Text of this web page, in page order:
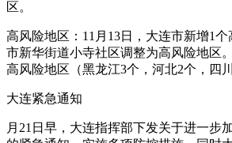
区。
高风险地区：11月13日，大连市新增1
市新华街道小寺社区调整为高风险地区
高风险地区（黑龙江3个，河北2个，四
大连紧急通知
月21日早，大连指挥部下发关于进一步